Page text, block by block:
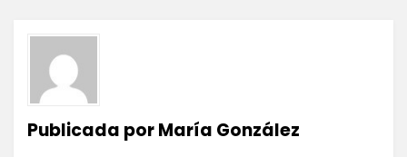
Publicada porMaría González